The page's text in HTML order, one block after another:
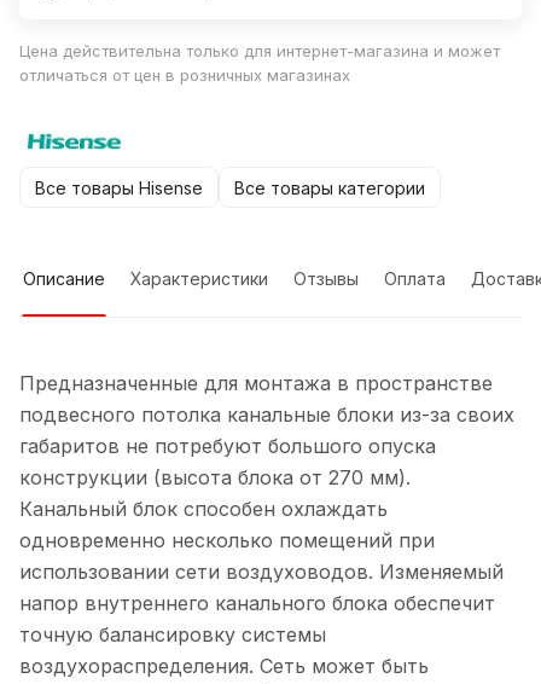
Цена действительна только для интернет-магазина и может
отличаться от цен в розничных магазинах
Все товары Hisense Все товары категории
Описание Характеристики Отзывы Оплата
Предназначенные для монтажа в пространстве
подвесного потолка канальные блоки из-за своих
габаритов не потребуют большого опуска
конструкции (высота блока от 270 мм).
Канальный блок способен охлаждать
одновременно несколько помещений при
использовании сети воздуховодов. Изменяемый
напор внутреннего канального блока обеспечит
точную балансировку системы
воздухораспределения. Сеть может быть